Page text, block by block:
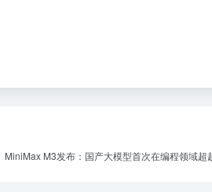
MiniMax M3发布：国产大模型首次在编程领域超